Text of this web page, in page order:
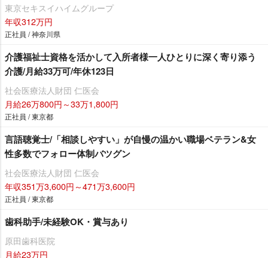
東京セキスイハイムグループ
年収312万円
正社員 / 神奈川県
介護福祉士資格を活かして入所者様一人ひとりに深く寄り添う
介護/月給33万可/年休123日
社会医療法人財団 仁医会
月給26万800円～33万1,800円
正社員 / 東京都
言語聴覚士/「相談しやすい」が自慢の温かい職場ベテラン&女
性多数でフォロー体制バツグン
社会医療法人財団 仁医会
年収351万3,600円～471万3,600円
正社員 / 東京都
歯科助手/未経験OK・賞与あり
原田歯科医院
月給23万円